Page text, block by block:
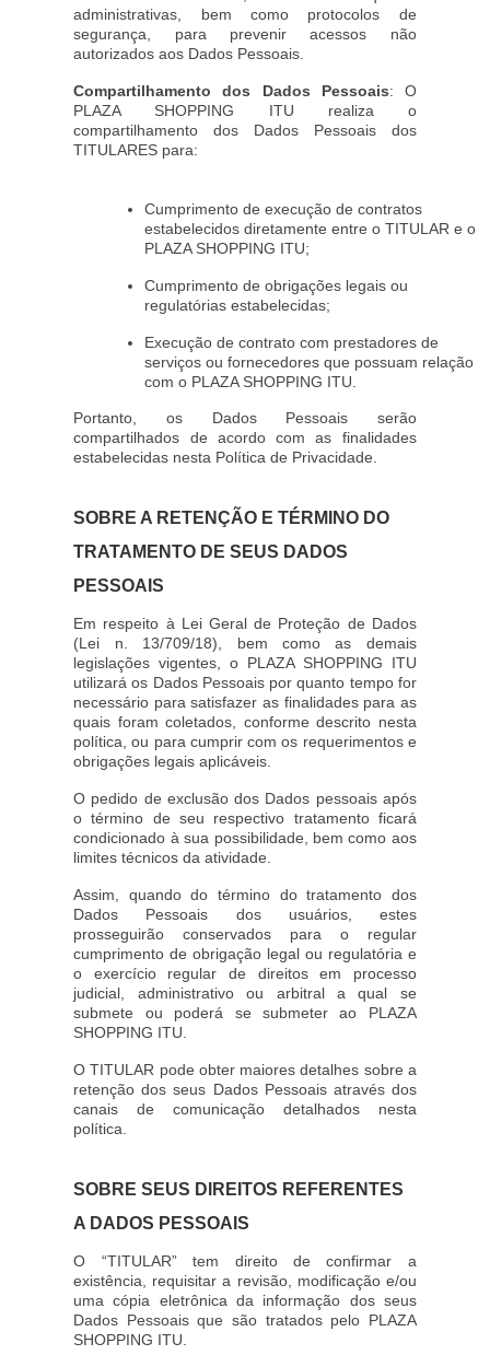
administrativas, bem como protocolos de
segurança, para prevenir acessos não
autorizados aos Dados Pessoais.
Compartilhamento dos Dados Pessoais: O
PLAZA SHOPPING ITU realiza o
compartilhamento dos Dados Pessoais dos
TITULARES para:
Cumprimento de execução de contratos
estabelecidos diretamente entre o TITULAR e o
PLAZA SHOPPING ITU;
Cumprimento de obrigações legais ou
regulatórias estabelecidas;
Execução de contrato com prestadores de
serviços ou fornecedores que possuam relação
com o PLAZA SHOPPING ITU.
Portanto, os Dados Pessoais serão
compartilhados de acordo com as finalidades
estabelecidas nesta Política de Privacidade.
SOBRE A RETENÇÃO E TÉRMINO DO
TRATAMENTO DE SEUS DADOS
PESSOAIS
Em respeito à Lei Geral de Proteção de Dados
(Lei n. 13/709/18), bem como as demais
legislações vigentes, o PLAZA SHOPPING ITU
utilizará os Dados Pessoais por quanto tempo for
necessário para satisfazer as finalidades para as
quais foram coletados, conforme descrito nesta
política, ou para cumprir com os requerimentos e
obrigações legais aplicáveis.
O pedido de exclusão dos Dados pessoais após
o término de seu respectivo tratamento ficará
condicionado à sua possibilidade, bem como aos
limites técnicos da atividade.
Assim, quando do término do tratamento dos
Dados Pessoais dos usuários, estes
prosseguirão conservados para o regular
cumprimento de obrigação legal ou regulatória e
o exercício regular de direitos em processo
judicial, administrativo ou arbitral a qual se
submete ou poderá se submeter ao PLAZA
SHOPPING ITU.
O TITULAR pode obter maiores detalhes sobre a
retenção dos seus Dados Pessoais através dos
canais de comunicação detalhados nesta
política.
SOBRE SEUS DIREITOS REFERENTES
A DADOS PESSOAIS
O “TITULAR” tem direito de confirmar a
existência, requisitar a revisão, modificação e/ou
uma cópia eletrônica da informação dos seus
Dados Pessoais que são tratados pelo PLAZA
SHOPPING ITU.